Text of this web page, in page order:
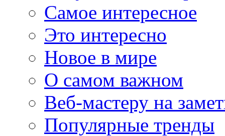
Самое интересное
Это интересно
Новое в мире
О самом важном
Веб-мастеру на
Популярные тренды